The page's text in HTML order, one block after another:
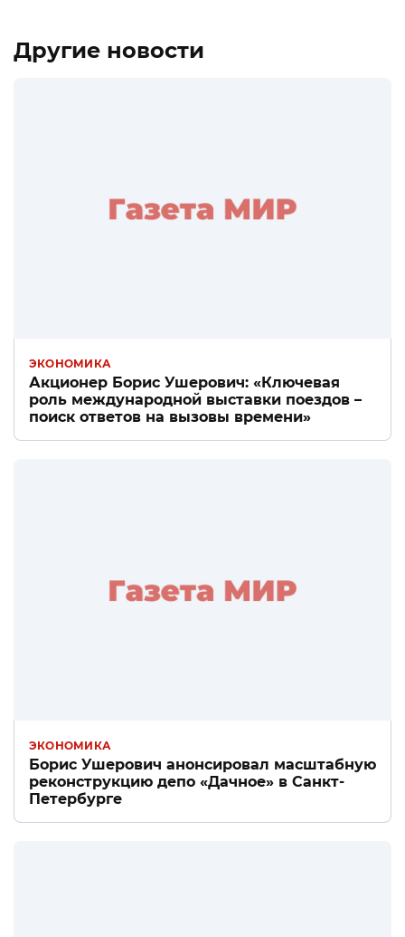
Другие новости
ЭКОНОМИКА
Акционер Борис Ушерович: «Ключевая
роль международной выставки поездов –
поиск ответов на вызовы времени»
ЭКОНОМИКА
Борис Ушерович анонсировал масштабную
реконструкцию депо «Дачное» в Санкт-
Петербурге